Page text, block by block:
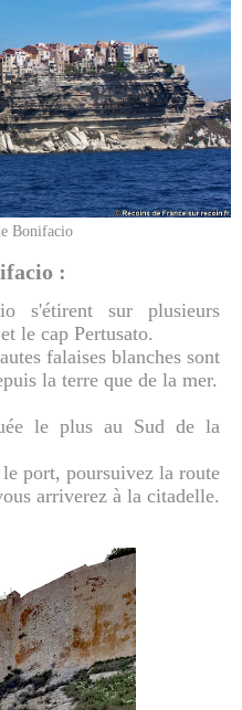
Bonifacio
:
s'étirent sur plusieurs
le cap Pertusato.
falaises blanches sont
la terre que de la mer.
le plus au Sud de la
port, poursuivez la route
arriverez à la citadelle.